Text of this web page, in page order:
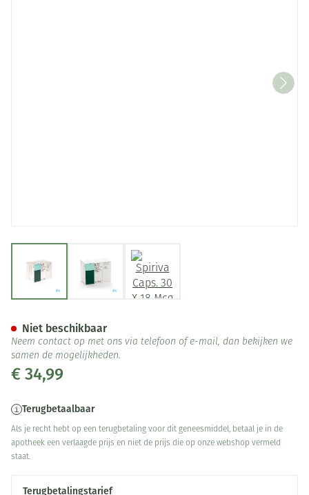
View larger image
€ 34,99
Terugbetaalbaar
Als je recht hebt op een terugbetaling voor dit geneesmiddel, betaal je in de
apotheek een verlaagde prijs en niet de prijs die op onze webshop vermeld
staat.
Terugbetalingstarief
Niet beschikbaar
Neem contact op met ons via telefoon of e-mail, dan bekijken we
samen de mogelijkheden.